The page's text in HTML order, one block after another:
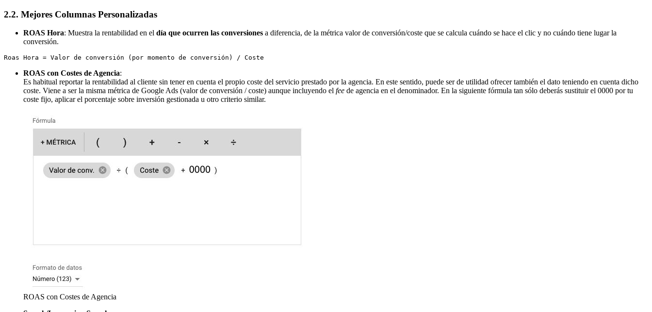
2.2. Mejores Columnas Personalizadas
ROAS Hora: Muestra la rentabilidad en el día que ocurren las conversiones a diferencia, de la métrica valor de conversión/coste que se calcula cuándo se hace el clic y no cuándo tiene lugar la
conversión.
Roas Hora = Valor de conversión (por momento de conversión) / Coste
ROAS con Costes de Agencia:
Es habitual reportar la rentabilidad al cliente sin tener en cuenta el propio coste del servicio prestado por la agencia. En este sentido, puede ser de utilidad ofrecer también el dato teniendo en cuenta dicho
coste. Viene a ser la misma métrica de Google Ads (valor de conversión / coste) aunque incluyendo el fee de agencia en el denominador. En la siguiente fórmula tan sólo deberás sustituir el 0000 por tu
coste fijo, aplicar el porcentaje sobre inversión gestionada u otro criterio similar.
ROAS con Costes de Agencia